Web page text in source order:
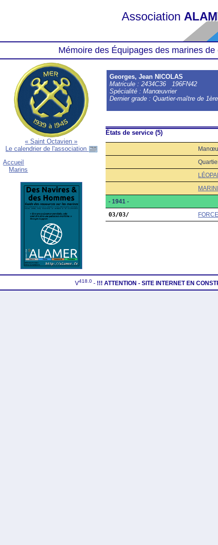
Association
Mémoire des Équipages des marines
« Saint Octavien »
Le calendrier de l'association
Accueil
Marins
Georges, Jean NICOLAS
Matricule : 2434C36 196FN42
Spécialité : Manœuvrier
Dernier grade : Quartier-maître de
États de service (5)
- 1941 -
03/03/
V418.0 - !!! ATTENTION - SITE INTERNET EN